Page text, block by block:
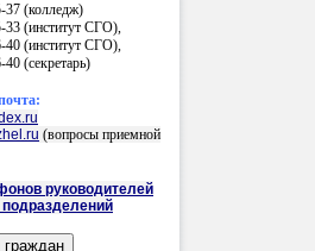
37 (колледж)
33 (институт СГО),
40 (институт СГО),
40 (секретарь)
(вопросы приемной
руководителей